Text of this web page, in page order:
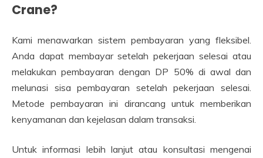
Crane?
Kami menawarkan sistem pembayaran yang fleksibel.
Anda dapat membayar setelah pekerjaan selesai atau
melakukan pembayaran dengan DP 50% di awal dan
melunasi sisa pembayaran setelah pekerjaan selesai.
Metode pembayaran ini dirancang untuk memberikan
kenyamanan dan kejelasan dalam transaksi.
Untuk informasi lebih lanjut atau konsultasi mengenai